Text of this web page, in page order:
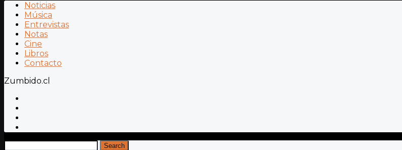
Noticias
Música
Entrevistas
Notas
Cine
Libros
Contacto
Zumbido.cl
Search